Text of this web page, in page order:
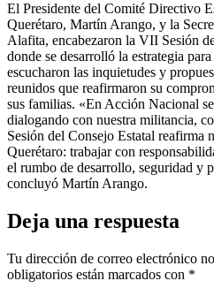
El Presidente del Comité Directivo
Querétaro, Martín Arango, y la
Alafita, encabezaron la VII Sesión
donde se desarrolló la estrategia
escucharon las inquietudes y
reunidos que reafirmaron su
sus familias. «En Acción Nacional
dialogando con nuestra militancia,
Sesión del Consejo Estatal reafirma
Querétaro: trabajar con
el rumbo de desarrollo, seguridad y
concluyó Martín Arango.
Deja una respuesta
Tu dirección de correo electrónico
obligatorios están marcados con *